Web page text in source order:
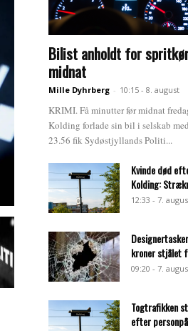
Bilist anholdt for
midnat
Mille Dyhrberg - 10:15 - 8. august
KRIMI. Få minutter før midnat
Kolding forlade sin bil i selskab
23.56 fik Sydøstjyllands Politi...
Kvinde død
Kolding:
12:33 - 7.
kroner stjålet
09:20 - 7.
Togtrafikken
efter